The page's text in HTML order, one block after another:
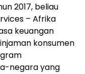
2017, beliau
– Afrika
keuangan
konsumen
negara yang